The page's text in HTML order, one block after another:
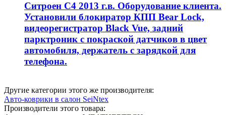
Ситроен С4 2013 г.в. Оборудование клиента.
Установили блокиратор КПП Bear Lock,
видеорегистратор Black Vue, задний
парктроник с покраской датчиков в цвет
автомобиля, держатель с зарядкой для
телефона.
Другие категории этого же производителя:
Авто-коврики в салон SeiNtex
Производители этого товара: